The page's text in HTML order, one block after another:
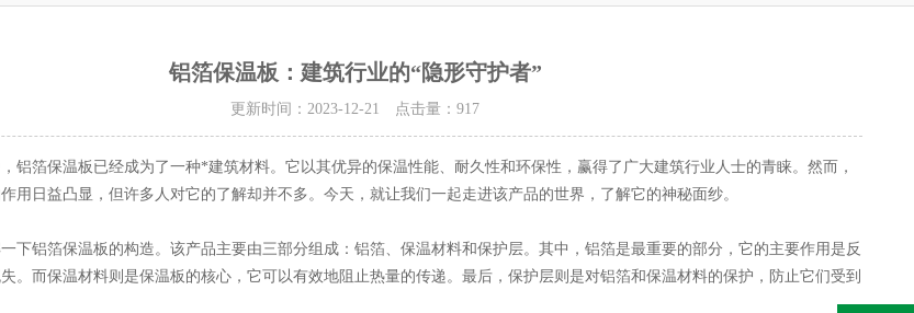
铝箔保温板：建筑行业的“隐形守护者”
更新时间：2023-12-21 点击量： 917
箔保温板已经成为了一种*建筑材料。它以其优异的保温性能、耐久性和环保性，赢得了广大建筑行业人士的青睐。然而，
用日益凸显，但许多人对它的了解却并不多。今天，就让我们一起走进该产品的世界，了解它的神秘面纱。
铝箔保温板的构造。该产品主要由三部分组成：铝箔、保温材料和保护层。其中，铝箔是最重要的部分，它的主要作用是反
。而保温材料则是保温板的核心，它可以有效地阻止热量的传递。最后，保护层则是对铝箔和保温材料的保护，防止它们受到